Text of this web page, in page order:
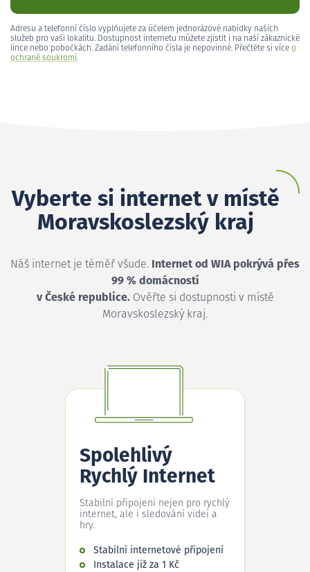
Adresu a telefonní číslo vyplňujete za účelem jednorázové nabídky našich
služeb pro vaši lokalitu. Dostupnost internetu můžete zjistit i na naší zákaznické
lince nebo pobočkách. Zadání telefonního čísla je nepovinné. Přečtěte si více o
ochraně soukromí.
Vyberte si internet v místě
Moravskoslezský kraj
Náš internet je téměř všude. Internet od WIA pokrývá přes
99 % domácností
v České republice.Ověřte si dostupnosti v místě
Moravskoslezský kraj.
Spolehlivý
Rychlý Internet
Stabilní připojení nejen pro rychlý
internet, ale i sledování videí a
hry.
Stabilní internetové připojení
Instalace již za 1 Kč